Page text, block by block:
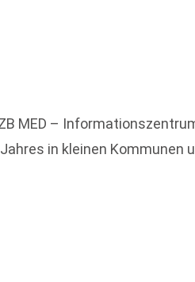
MED –
in kleinen Kommunen